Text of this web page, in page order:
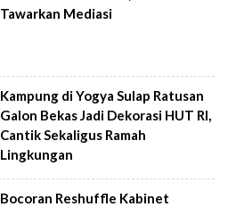
Tawarkan Mediasi
Kampung di Yogya Sulap Ratusan
Galon Bekas Jadi Dekorasi HUT RI,
Cantik Sekaligus Ramah
Lingkungan
Bocoran Reshuffle Kabinet